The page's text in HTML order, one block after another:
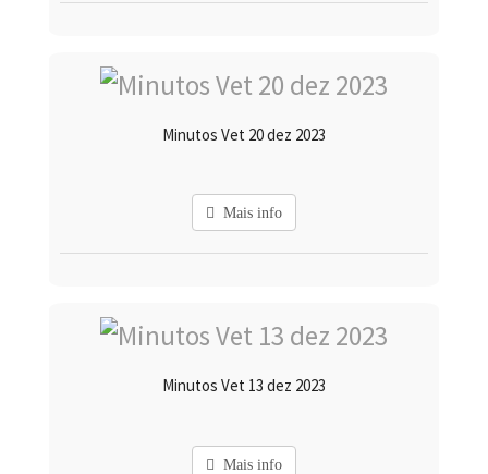
Minutos Vet 20 dez 2023
Mais info
Minutos Vet 13 dez 2023
Mais info